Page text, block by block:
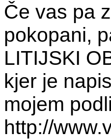
Če vas pa
pokopani,
LITIJSKI
kjer je
mojem
http://